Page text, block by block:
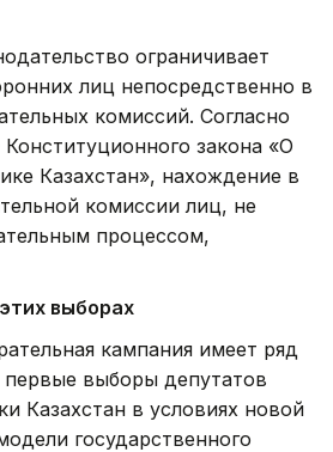
ограничивает
лиц непосредственно в
комиссий. Согласно
Конституционного закона «О
Казахстан», нахождение в
комиссии лиц, не
процессом,
выборах
кампания имеет ряд
выборы депутатов
Казахстан в условиях новой
государственного